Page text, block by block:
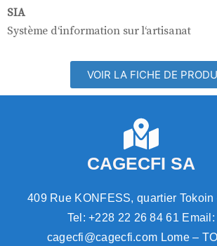
SIA
Système d‘information sur l‘artisanat
VOIR LA FICHE DE
CAGECFI SA
409 Rue KONFESS, quartier Tokoin
Tel: +228 22 26 84 61 Email:
cagecfi@cagecfi.com Lome –